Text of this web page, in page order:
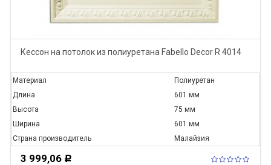
Кессон на потолок из полиуретана Fabello Decor R 4014
Материал
Полиуретан
Длина
601 мм
Высота
75 мм
Ширина
601 мм
Страна производитель
Малайзия
3 999,06 Р